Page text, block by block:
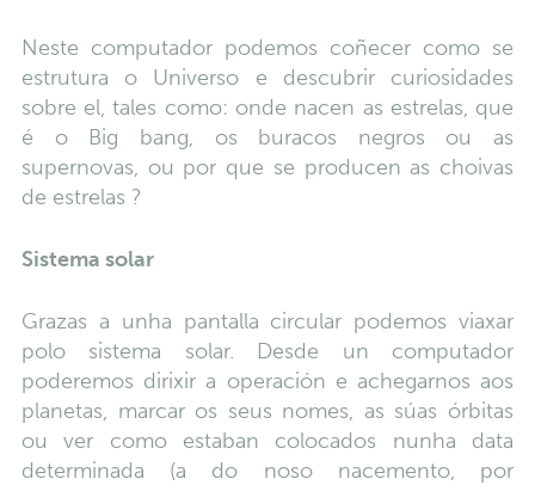
Neste computador podemos coñecer como se
estrutura o Universo e descubrir curiosidades
sobre el, tales como: onde nacen as estrelas, que
é o Big bang, os buracos negros ou as
supernovas, ou por que se producen as choivas
de estrelas ?
Sistema solar
Grazas a unha pantalla circular podemos viaxar
polo sistema solar. Desde un computador
poderemos dirixir a operación e achegarnos aos
planetas, marcar os seus nomes, as súas órbitas
ou ver como estaban colocados nunha data
determinada (a do noso nacemento, por